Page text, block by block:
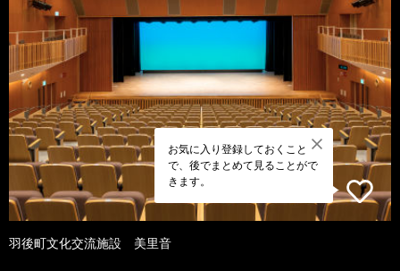
お気に入り登録しておくこと
で、後でまとめて見ることがで
きます。
羽後町文化交流施設 美里音